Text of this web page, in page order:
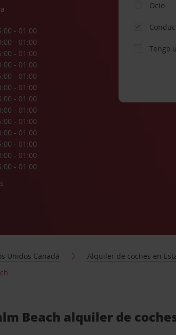
- 01:00
- 01:00
- 01:00
- 01:00
- 01:00
- 01:00
- 01:00
- 01:00
- 01:00
- 01:00
- 01:00
- 01:00
- 01:00
Ocio
Tengo
Unidos Canadá Alquiler de coches en
Beach alquiler de